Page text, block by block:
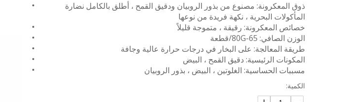
ذوق المعكرونة: مصنوع من بذور الروبيان ودقيق القمح ، أطلق بالكامل نضارة
المأكولات البحرية ، نكهة فريدة من نوعها
خصائص المعكرونة: رقيقة ، متموجة قليلاً
الوزن الصافي: 65-80G/قطعة
طريقة المعالجة: على البخار في درجات حرارة عالية وجافة
المكونات الرئيسية: دقيق القمح ، البيض
مسببات الحساسية: الغلوتين ، البيض ، بذور الروبيان
الكمية: